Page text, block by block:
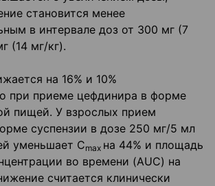
становится менее
в интервале доз от 300 мг (7
(14 мг/кг).
на 16% и 10%
при приеме цефдинира в форме
пищей. У взрослых прием
суспензии в дозе 250 мг/5 мл
уменьшает Сmах на 44% и площадь
во времени (AUC) на
считается клинически